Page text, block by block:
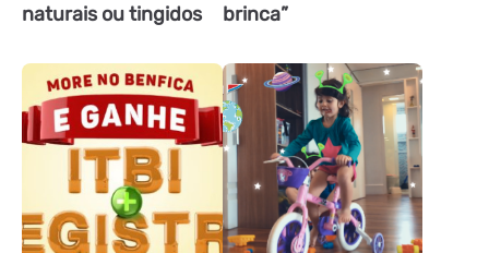
naturais ou tingidos
brinca”